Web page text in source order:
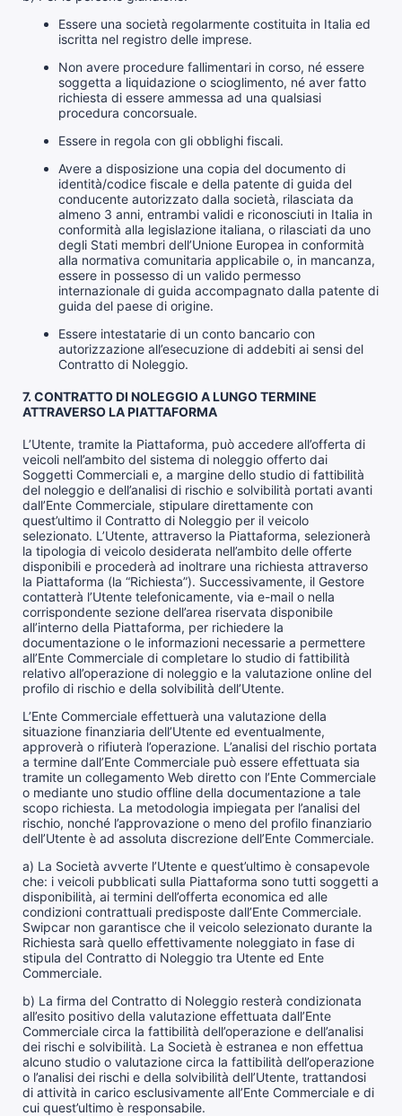
Essere una società regolarmente costituita in Italia ed
iscritta nel registro delle imprese.
Non avere procedure fallimentari in corso, né essere
soggetta a liquidazione o scioglimento, né aver fatto
richiesta di essere ammessa ad una qualsiasi
procedura concorsuale.
Essere in regola con gli obblighi fiscali.
Avere a disposizione una copia del documento di
identità/codice fiscale e della patente di guida del
conducente autorizzato dalla società, rilasciata da
almeno 3 anni, entrambi validi e riconosciuti in Italia in
conformità alla legislazione italiana, o rilasciati da uno
degli Stati membri dell’Unione Europea in conformità
alla normativa comunitaria applicabile o, in mancanza,
essere in possesso di un valido permesso
internazionale di guida accompagnato dalla patente di
guida del paese di origine.
Essere intestatarie di un conto bancario con
autorizzazione all’esecuzione di addebiti ai sensi del
Contratto di Noleggio.
7. CONTRATTO DI NOLEGGIO A LUNGO TERMINE
ATTRAVERSO LA PIATTAFORMA
L’Utente, tramite la Piattaforma, può accedere all’offerta di
veicoli nell’ambito del sistema di noleggio offerto dai
Soggetti Commerciali e, a margine dello studio di fattibilità
del noleggio e dell’analisi di rischio e solvibilità portati avanti
dall’Ente Commerciale, stipulare direttamente con
quest’ultimo il Contratto di Noleggio per il veicolo
selezionato. L’Utente, attraverso la Piattaforma, selezionerà
la tipologia di veicolo desiderata nell’ambito delle offerte
disponibili e procederà ad inoltrare una richiesta attraverso
la Piattaforma (la “Richiesta”). Successivamente, il Gestore
contatterà l’Utente telefonicamente, via e-mail o nella
corrispondente sezione dell’area riservata disponibile
all’interno della Piattaforma, per richiedere la
documentazione o le informazioni necessarie a permettere
all’Ente Commerciale di completare lo studio di fattibilità
relativo all’operazione di noleggio e la valutazione online del
profilo di rischio e della solvibilità dell’Utente.
L’Ente Commerciale effettuerà una valutazione della
situazione finanziaria dell’Utente ed eventualmente,
approverà o rifiuterà l’operazione. L’analisi del rischio portata
a termine dall’Ente Commerciale può essere effettuata sia
tramite un collegamento Web diretto con l’Ente Commerciale
o mediante uno studio offline della documentazione a tale
scopo richiesta. La metodologia impiegata per l’analisi del
rischio, nonché l’approvazione o meno del profilo finanziario
dell’Utente è ad assoluta discrezione dell’Ente Commerciale.
a) La Società avverte l’Utente e quest’ultimo è consapevole
che: i veicoli pubblicati sulla Piattaforma sono tutti soggetti a
disponibilità, ai termini dell’offerta economica ed alle
condizioni contrattuali predisposte dall’Ente Commerciale.
Swipcar non garantisce che il veicolo selezionato durante la
Richiesta sarà quello effettivamente noleggiato in fase di
stipula del Contratto di Noleggio tra Utente ed Ente
Commerciale.
b) La firma del Contratto di Noleggio resterà condizionata
all’esito positivo della valutazione effettuata dall’Ente
Commerciale circa la fattibilità dell’operazione e dell’analisi
dei rischi e solvibilità. La Società è estranea e non effettua
alcuno studio o valutazione circa la fattibilità dell’operazione
o l’analisi dei rischi e della solvibilità dell’Utente, trattandosi
di attività in carico esclusivamente all’Ente Commerciale e di
cui quest’ultimo è responsabile.